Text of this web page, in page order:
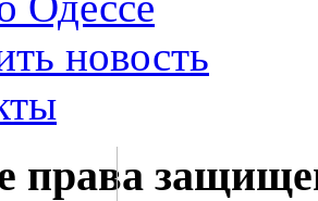
новость
права